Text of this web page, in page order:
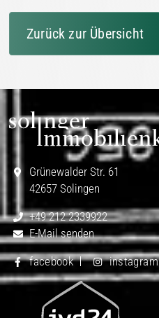
Zurück zur Übersicht
Grünewalder Str. 61
42657 Solingen
+49 212 2339922
E-Mail senden
facebook
instagram